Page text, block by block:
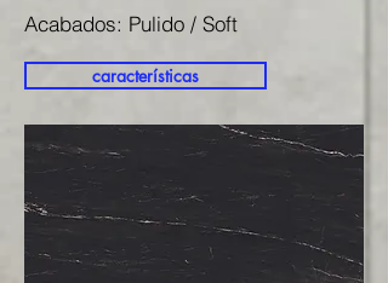
Acabados: Pulido / Soft
características